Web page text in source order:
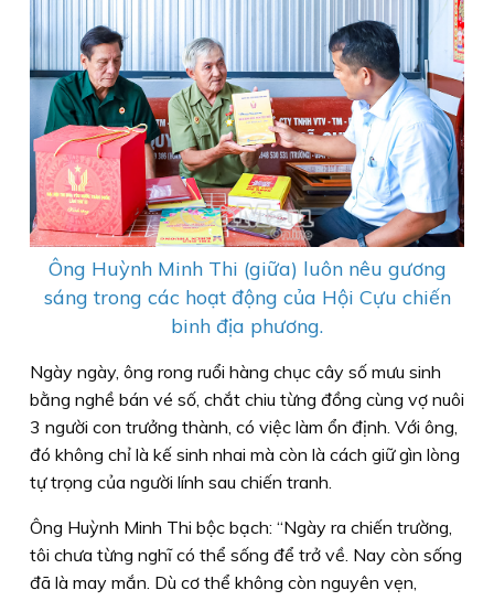
Ông Huỳnh Minh Thi (giữa) luôn nêu gương
sáng trong các hoạt động của Hội Cựu chiến
binh địa phương.
Ngày ngày, ông rong ruổi hàng chục cây số mưu sinh
bằng nghề bán vé số, chắt chiu từng đồng cùng vợ nuôi
3 người con trưởng thành, có việc làm ổn định. Với ông,
đó không chỉ là kế sinh nhai mà còn là cách giữ gìn lòng
tự trọng của người lính sau chiến tranh.
Ông Huỳnh Minh Thi bộc bạch: “Ngày ra chiến trường,
tôi chưa từng nghĩ có thể sống để trở về. Nay còn sống
đã là may mắn. Dù cơ thể không còn nguyên vẹn,